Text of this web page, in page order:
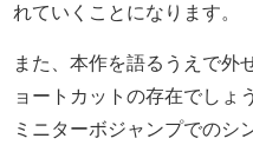
れていくことになります。
また、本作を語るうえで外
ョートカットの存在でしょ
ミニターボジャンプでのシ